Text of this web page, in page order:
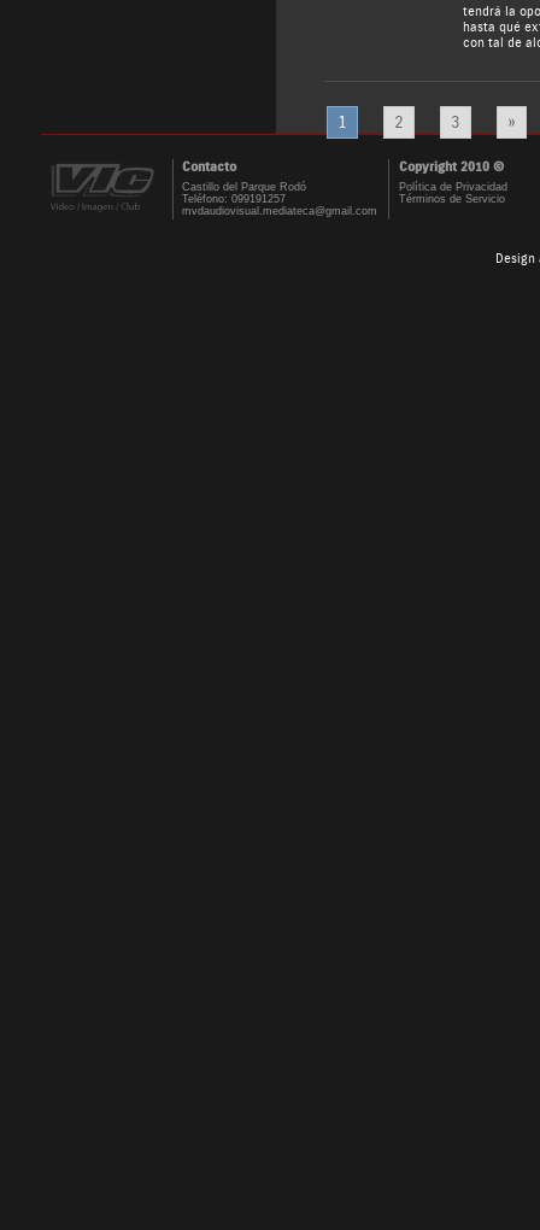
tendrá la
hasta qué
con tal de
1 2 3 »
Contacto Copyright 2010 ©
Castillo del Parque Rodó
Teléfono: 099191257
mvdaudiovisual.mediateca@gmail.com
Política de Privacidad
Términos de Servicio